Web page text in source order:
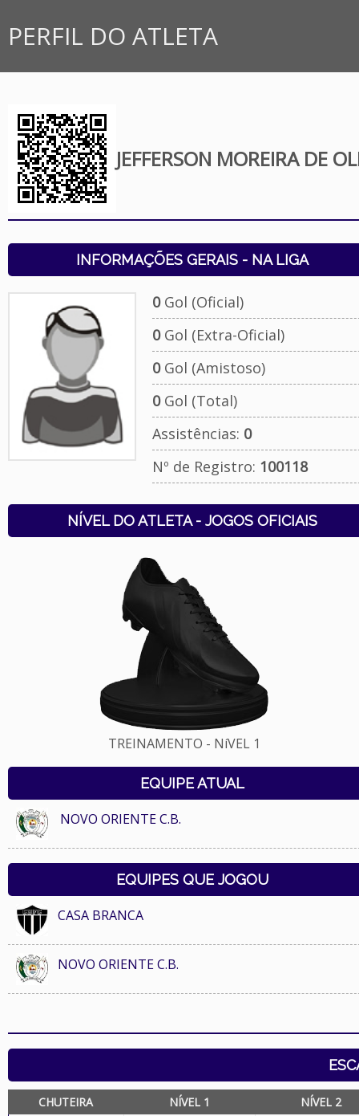
PERFIL DO ATLETA
JEFFERSON MOREIRA DE
INFORMAÇÕES GERAIS - NA LIGA
0Gol (Oficial)
0Gol (Extra-Oficial)
0Gol (Amistoso)
0Gol (Total)
Assistências: 0
Nº de Registro: 100118
NÍVEL DO ATLETA - JOGOS OFICIAIS
TREINAMENTO - NíVEL 1
EQUIPE ATUAL
NOVO ORIENTE C.B.
EQUIPES QUE JOGOU
CASA BRANCA
NOVO ORIENTE C.B.
CHUTEIRA NÍVEL 1 NÍVEL 2